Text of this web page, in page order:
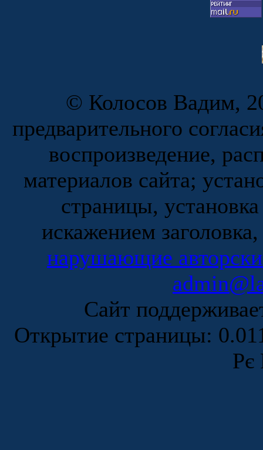
© Колосов Вадим,
предварительного
воспроизведение,
материалов сайта;
страницы,
искажением
нарушающие
Сайт
Открытие страницы:
Рє